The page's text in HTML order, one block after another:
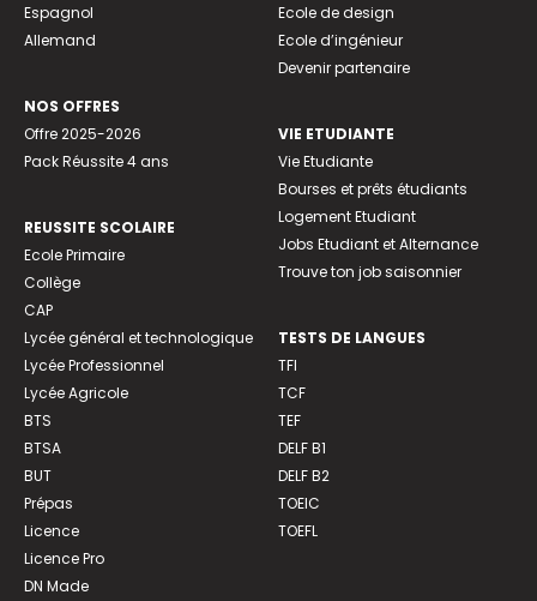
Espagnol
Allemand
NOS OFFRES
Offre 2025-2026
Pack Réussite 4 ans
REUSSITE SCOLAIRE
Ecole Primaire
Collège
CAP
Lycée général et technologique
Lycée Professionnel
Lycée Agricole
BTS
BTSA
BUT
Prépas
Licence
Licence Pro
DN Made
Ecole de design
Ecole d’ingénieur
Devenir partenaire
VIE ETUDIANTE
Vie Etudiante
Bourses et prêts étudiants
Logement Etudiant
Jobs Etudiant et Alternance
Trouve ton job saisonnier
TESTS DE LANGUES
TFI
TCF
TEF
DELF B1
DELF B2
TOEIC
TOEFL